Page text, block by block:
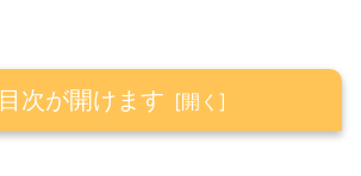
目次が開けます